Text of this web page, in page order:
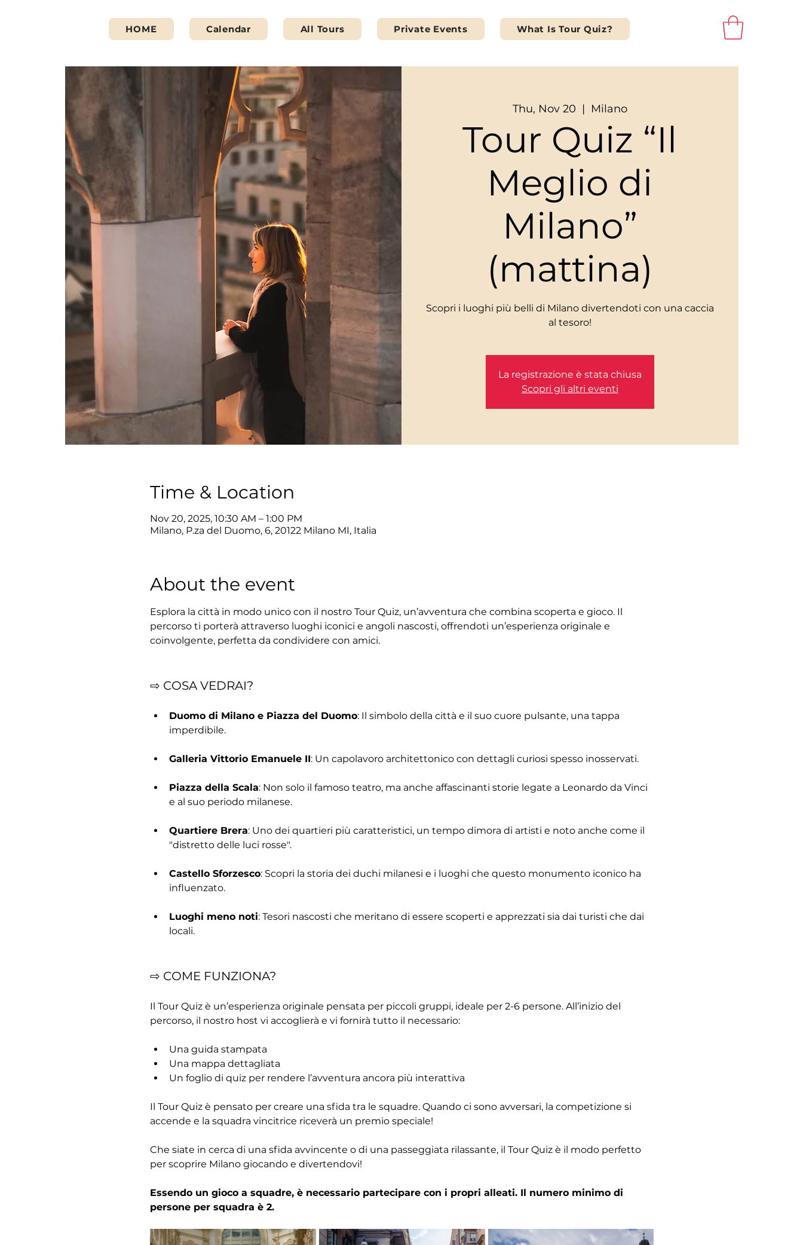
HOME Calendar All Tours Private Events What Is Tour Quiz?
Thu, Nov 20
  |
Milano
Tour Quiz “Il
Meglio di
Milano”
(mattina)
Scopri i luoghi più belli di Milano divertendoti con una caccia
al tesoro!
La registrazione è stata chiusa
Scopri gli altri eventi
Time & Location
Nov 20, 2025, 10:30 AM – 1:00 PM
Milano, P.za del Duomo, 6, 20122 Milano MI, Italia
About the event
Esplora la città in modo unico con il nostro Tour Quiz, un’avventura che combina scoperta e gioco. Il
percorso ti porterà attraverso luoghi iconici e angoli nascosti, offrendoti un’esperienza originale e
coinvolgente, perfetta da condividere con amici.
⇨ COSA VEDRAI?
Duomo di Milano e Piazza del Duomo: Il simbolo della città e il suo cuore pulsante, una tappa
imperdibile.
Galleria Vittorio Emanuele II: Un capolavoro architettonico con dettagli curiosi spesso inosservati.
Piazza della Scala: Non solo il famoso teatro, ma anche affascinanti storie legate a Leonardo da Vinci
e al suo periodo milanese.
Quartiere Brera: Uno dei quartieri più caratteristici, un tempo dimora di artisti e noto anche come il
"distretto delle luci rosse".
Castello Sforzesco: Scopri la storia dei duchi milanesi e i luoghi che questo monumento iconico ha
influenzato.
Luoghi meno noti: Tesori nascosti che meritano di essere scoperti e apprezzati sia dai turisti che dai
locali.
⇨ COME FUNZIONA?
Il Tour Quiz è un’esperienza originale pensata per piccoli gruppi, ideale per 2-6 persone. All’inizio del
percorso, il nostro host vi accoglierà e vi fornirà tutto il necessario:
Una guida stampata
Una mappa dettagliata
Un foglio di quiz per rendere l’avventura ancora più interattiva
Il Tour Quiz è pensato per creare una sfida tra le squadre. Quando ci sono avversari, la competizione si
accende e la squadra vincitrice riceverà un premio speciale!
Che siate in cerca di una sfida avvincente o di una passeggiata rilassante, il Tour Quiz è il modo perfetto
per scoprire Milano giocando e divertendovi!
Essendo un gioco a squadre, è necessario partecipare con i propri alleati. Il numero minimo di
persone per squadra è 2.